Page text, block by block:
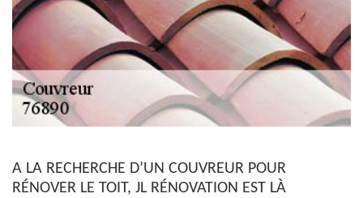
A LA RECHERCHE D’UN COUVREUR POUR
RÉNOVER LE TOIT, JL RÉNOVATION EST LÀ